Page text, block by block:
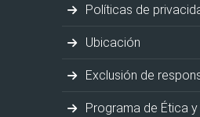
Políticas de
Ubicación
Exclusión de
Programa de Ética